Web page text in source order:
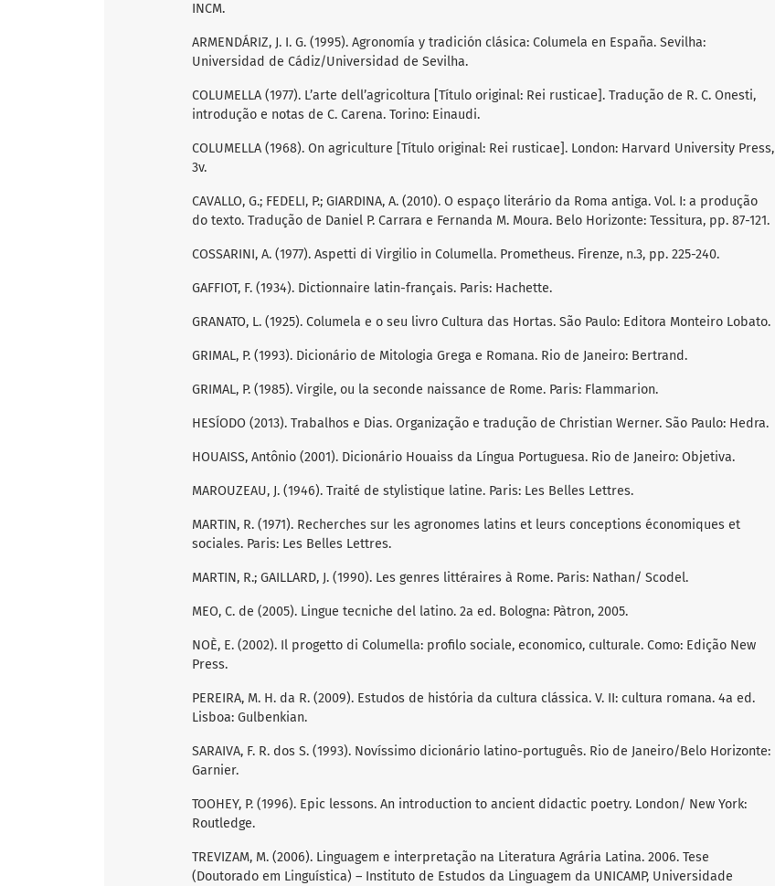
INCM.
ARMENDÁRIZ, J. I. G. (1995). Agronomía y tradición clásica: Columela en España. Sevilha:
Universidad de Cádiz/Universidad de Sevilha.
COLUMELLA (1977). L’arte dell’agricoltura [Título original: Rei rusticae]. Tradução de R. C. Onesti,
introdução e notas de C. Carena. Torino: Einaudi.
COLUMELLA (1968). On agriculture [Título original: Rei rusticae]. London: Harvard University Press,
3v.
CAVALLO, G.; FEDELI, P.; GIARDINA, A. (2010). O espaço literário da Roma antiga. Vol. I: a produção
do texto. Tradução de Daniel P. Carrara e Fernanda M. Moura. Belo Horizonte: Tessitura, pp. 87-121.
COSSARINI, A. (1977). Aspetti di Virgilio in Columella. Prometheus. Firenze, n.3, pp. 225-240.
GAFFIOT, F. (1934). Dictionnaire latin-français. Paris: Hachette.
GRANATO, L. (1925). Columela e o seu livro Cultura das Hortas. São Paulo: Editora Monteiro Lobato.
GRIMAL, P. (1993). Dicionário de Mitologia Grega e Romana. Rio de Janeiro: Bertrand.
GRIMAL, P. (1985). Virgile, ou la seconde naissance de Rome. Paris: Flammarion.
HESÍODO (2013). Trabalhos e Dias. Organização e tradução de Christian Werner. São Paulo: Hedra.
HOUAISS, Antônio (2001). Dicionário Houaiss da Língua Portuguesa. Rio de Janeiro: Objetiva.
MAROUZEAU, J. (1946). Traité de stylistique latine. Paris: Les Belles Lettres.
MARTIN, R. (1971). Recherches sur les agronomes latins et leurs conceptions économiques et
sociales. Paris: Les Belles Lettres.
MARTIN, R.; GAILLARD, J. (1990). Les genres littéraires à Rome. Paris: Nathan/ Scodel.
MEO, C. de (2005). Lingue tecniche del latino. 2a ed. Bologna: Pàtron, 2005.
NOÈ, E. (2002). Il progetto di Columella: profilo sociale, economico, culturale. Como: Edição New
Press.
PEREIRA, M. H. da R. (2009). Estudos de história da cultura clássica. V. II: cultura romana. 4a ed.
Lisboa: Gulbenkian.
SARAIVA, F. R. dos S. (1993). Novíssimo dicionário latino-português. Rio de Janeiro/Belo Horizonte:
Garnier.
TOOHEY, P. (1996). Epic lessons. An introduction to ancient didactic poetry. London/ New York:
Routledge.
TREVIZAM, M. (2006). Linguagem e interpretação na Literatura Agrária Latina. 2006. Tese
(Doutorado em Linguística) – Instituto de Estudos da Linguagem da UNICAMP, Universidade